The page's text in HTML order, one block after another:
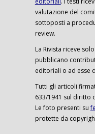
valutazione del
sottoposti a
review.
La Rivista riceve
pubblicano
editoriali o ad esse
Tutti gli articoli
633/1941 sul diritto
Le foto presenti su
protette da